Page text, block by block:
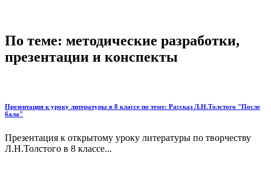
По теме: методические разработки,
презентации и конспекты
Презентация к уроку литературы в 8 классе по теме: Рассказ Л.Н.Толстого "После
бала"
Презентация к открытому уроку литературы по творчеству
Л.Н.Толстого в 8 классе...